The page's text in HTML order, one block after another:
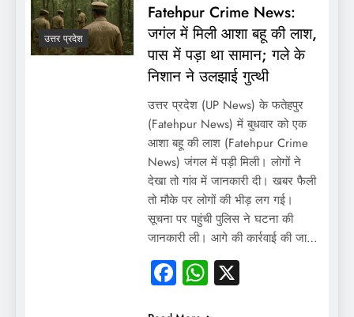
उत्तर प्रदेश
Fatehpur Crime News:
जगंल में मिली आशा बहू की लाश,
पास में पड़ा था सामान; गले के
निशान ने उलझाई गुत्थी
उत्तर प्रदेश (UP News) के फतेहपुर
(Fatehpur News) में बुधवार को एक
आशा बहू की लाश (Fatehpur Crime
News) जंगल में पड़ी मिली। लोगों ने
देखा तो गांव में जानकारी दी। खबर फैली
तो मौके पर लोगों की भीड़ लग गई।
सूचना पर पहुंची पुलिस ने घटना की
जानकारी ली। आगे की कार्रवाई की जा…
Facebook
WhatsApp
X